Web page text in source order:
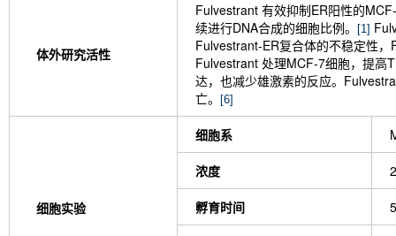
体外研究活性
Fulvestrant 有效抑制ER阳性的
续进行DNA合成的细胞比例。
[1]
Fulvestrant-ER复合体的不稳定性，
Fulvestrant 处理MCF-7细胞，提高
达，也减少雄激素的反应。
亡。
[6]
细胞实验
细胞系
浓度
孵育时间